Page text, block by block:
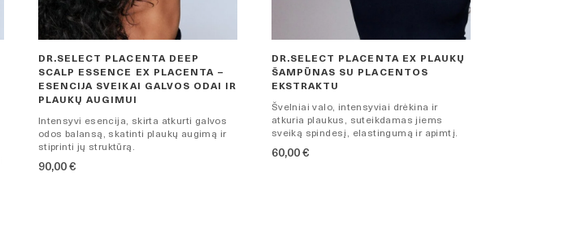
DR.SELECT PLACENTA DEEP
SCALP ESSENCE EX PLACENTA –
ESENCIJA SVEIKAI GALVOS ODAI IR
PLAUKŲ AUGIMUI
Intensyvi esencija, skirta atkurti galvos
odos balansą, skatinti plaukų augimą ir
stiprinti jų struktūrą.
90,00 €
DR.SELECT PLACENTA EX PLAUKŲ
ŠAMPŪNAS SU PLACENTOS
EKSTRAKTU
Švelniai valo, intensyviai drėkina ir
atkuria plaukus, suteikdamas jiems
sveiką spindesį, elastingumą ir apimtį.
60,00 €